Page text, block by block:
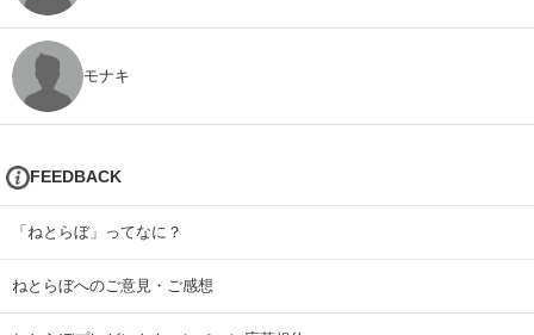
モナキ
FEEDBACK
「ねとらぼ」ってなに？
ねとらぼへのご意見・ご感想